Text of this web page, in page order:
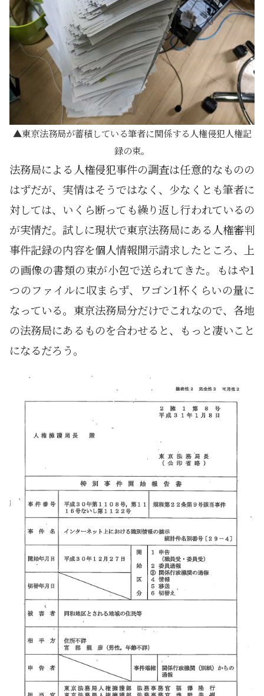
東京法務局が蓄積している筆者に関係する人権侵犯人権記
録の束。
法務局による人権侵犯事件の調査は任意的なものの
はずだが、実情はそうではなく、少なくとも筆者に
対しては、いくら断っても繰り返し行われているの
が実情だ。試しに現状で東京法務局にある人権審判
事件記録の内容を個人情報開示請求したところ、上
の画像の書類の束が小包で送られてきた。もはや1
つのファイルに収まらず、ワゴン1杯くらいの量に
なっている。東京法務局分だけでこれなので、各地
の法務局にあるものを合わせると、もっと凄いこと
になるだろう。